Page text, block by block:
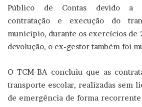
Público de Contas devido a
contratação e execução do
município, durante os exercícios de
devolução, o ex-gestor também foi
O TCM-BA concluiu que as
transporte escolar, realizadas sem
de emergência de forma